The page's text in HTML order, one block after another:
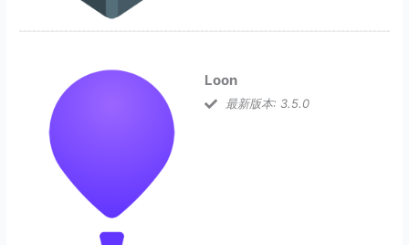
Loon
最新版本: 3.5.0